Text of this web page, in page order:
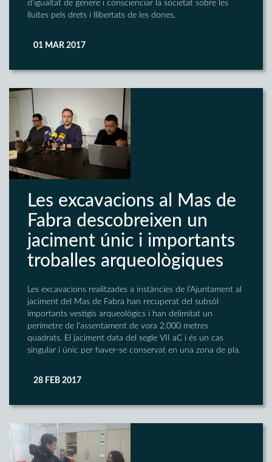
d'igualtat de gènere i conscienciar la societat sobre les
lluites pels drets i llibertats de les dones.
01 MAR 2017
Les excavacions al Mas de
Fabra descobreixen un
jaciment únic i importants
troballes arqueològiques
Les excavacions realitzades a instàncies de l'Ajuntament al
jaciment del Mas de Fabra han recuperat del subsòl
importants vestigis arqueològics i han delimitat un
perímetre de l'assentament de vora 2.000 metres
quadrats. El jaciment data del segle VII aC i és un cas
singular i únic per haver-se conservat en una zona de pla.
28 FEB 2017